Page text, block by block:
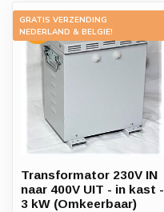
GRATIS VERZENDING
NEDERLAND & BELGIE!
-15%
Transformator 230V IN
naar 400V UIT - in kast -
3 kW (Omkeerbaar)